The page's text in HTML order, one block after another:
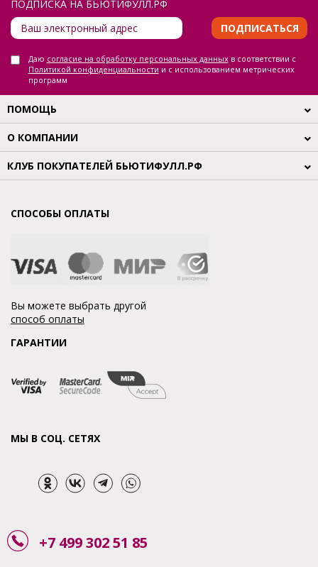
ПОДПИСКА НА БЬЮТИФУЛЛ.РФ
ПОДПИСАТЬСЯ
Даю согласие на обработку персональных данныхв соответствии с
Политикой конфиденциальности и с использованием метрических
программ
ПОМОЩЬ
О КОМПАНИИ
КЛУБ ПОКУПАТЕЛЕЙ БЬЮТИФУЛЛ.РФ
СПОСОБЫ ОПЛАТЫ
Вы можете выбрать другой
способ оплаты
ГАРАНТИИ
МЫ В СОЦ. СЕТЯХ
+7 499 302 51 85